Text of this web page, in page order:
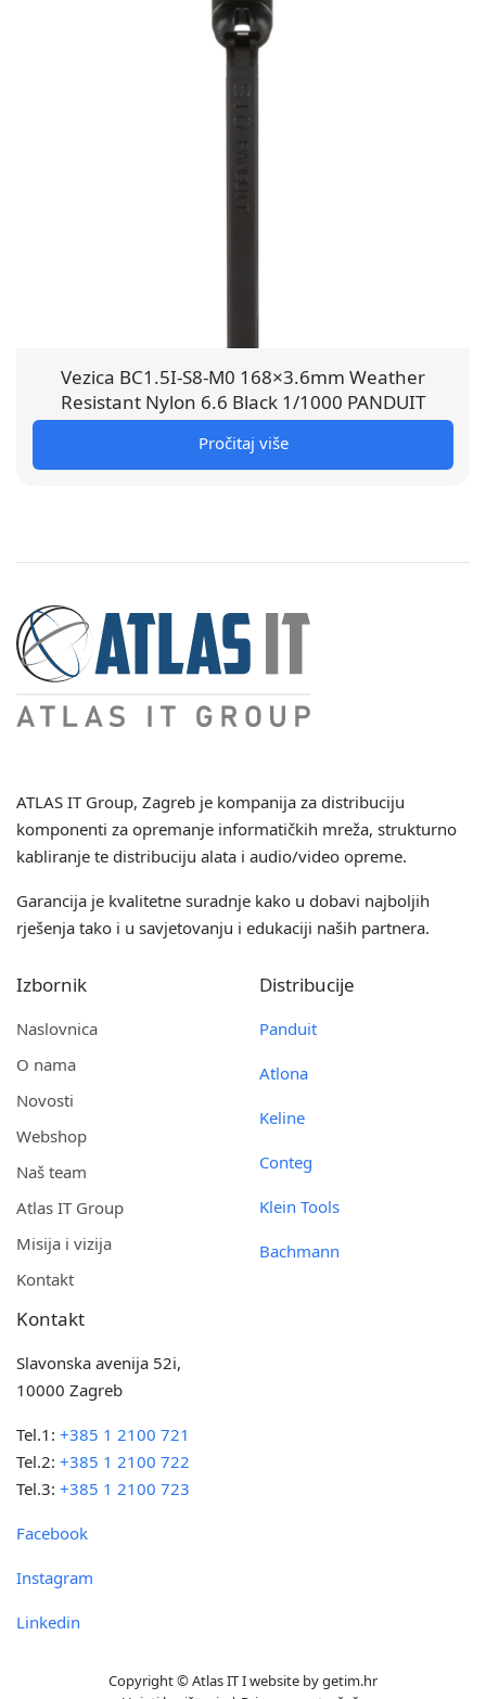
Vezica BC1.5I-S8-M0 168×3.6mm Weather
Resistant Nylon 6.6 Black 1/1000 PANDUIT
Pročitaj više
ATLAS IT Group, Zagreb je kompanija za distribuciju
komponenti za opremanje informatičkih mreža, strukturno
kabliranje te distribuciju alata i audio/video opreme.
Garancija je kvalitetne suradnje kako u dobavi najboljih
rješenja tako i u savjetovanju i edukaciji naših partnera.
Izbornik
Naslovnica
O nama
Novosti
Webshop
Naš team
Atlas IT Group
Misija i vizija
Kontakt
Distribucije
Panduit
Atlona
Keline
Conteg
Klein Tools
Bachmann
Kontakt
Slavonska avenija 52i,
10000 Zagreb
Tel.1:+385 1 2100 721
Tel.2:+385 1 2100 722
Tel.3:+385 1 2100 723
Facebook
Instagram
Linkedin
Copyright © Atlas IT I website bygetim.hr